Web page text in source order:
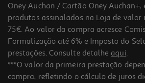
1.0
Estação Hub Qilive 600156439 10 Em 1
69.99 €/un
Oney Auchan / Cartão Oney Auchan+,
produtos assinalados na Loja de valor
75€. Ao valor da compra acresce
Formalização até 6% e Imposto do
prestações. Consulte detalhe aqui.
***O valor da primeira prestação
compra, refletindo o cálculo de juros